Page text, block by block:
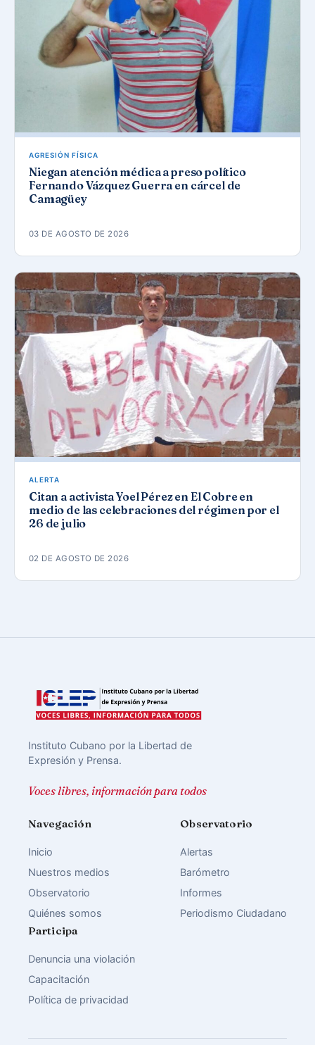
AGRESIÓN FÍSICA
Niegan atención médica a preso político
Fernando Vázquez Guerra en cárcel de
Camagüey
03 DE AGOSTO DE 2026
ALERTA
Citan a activista Yoel Pérez en El Cobre en
medio de las celebraciones del régimen por el
26 de julio
02 DE AGOSTO DE 2026
Instituto Cubano por la Libertad de
Expresión y Prensa.
Voces libres, información para todos
Navegación
Inicio
Nuestros medios
Observatorio
Quiénes somos
Observatorio
Alertas
Barómetro
Informes
Periodismo Ciudadano
Participa
Denuncia una violación
Capacitación
Política de privacidad